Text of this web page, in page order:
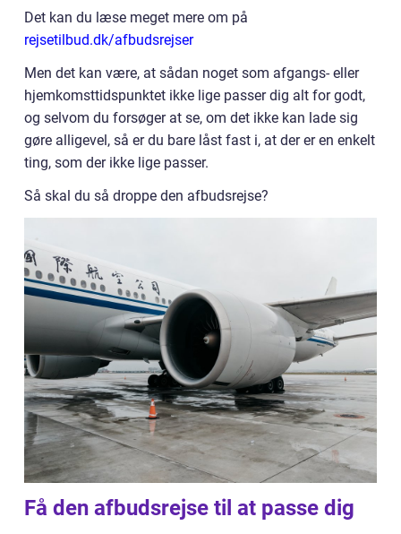
Det kan du læse meget mere om på
rejsetilbud.dk/afbudsrejser
Men det kan være, at sådan noget som afgangs- eller
hjemkomsttidspunktet ikke lige passer dig alt for godt,
og selvom du forsøger at se, om det ikke kan lade sig
gøre alligevel, så er du bare låst fast i, at der er en enkelt
ting, som der ikke lige passer.
Så skal du så droppe den afbudsrejse?
Få den afbudsrejse til at passe dig